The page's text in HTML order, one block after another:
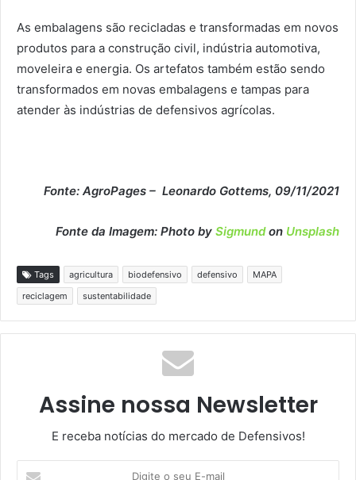
As embalagens são recicladas e transformadas em novos
produtos para a construção civil, indústria automotiva,
moveleira e energia. Os artefatos também estão sendo
transformados em novas embalagens e tampas para
atender às indústrias de defensivos agrícolas.
Fonte: AgroPages – Leonardo Gottems, 09/11/2021
Fonte da Imagem: Photo by Sigmundon Unsplash
Tags agricultura biodefensivo defensivo
MAPA
reciclagem
sustentabilidade
Assine nossa Newsletter
E receba notícias do mercado de Defensivos!